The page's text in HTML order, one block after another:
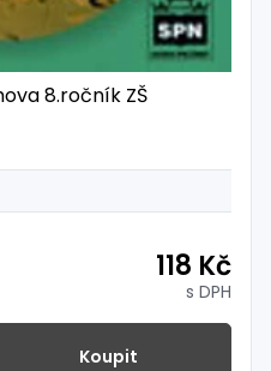
8.ročník ZŠ
118 Kč
s DPH
Koupit